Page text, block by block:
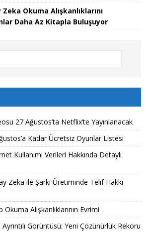
Okuma Alışkanlıklarını
Daha Az Kitapla Buluşuyor
27 Ağustos’ta Netflix’te Yayınlanacak
Kadar Ücretsiz Oyunlar Listesi
Kullanımı Verileri Hakkında Detaylı
Zeka ile Şarkı Üretiminde Telif Hakkı
Alışkanlıklarının Evrimi
Görüntüsü: Yeni Çözünürlük Rekoru